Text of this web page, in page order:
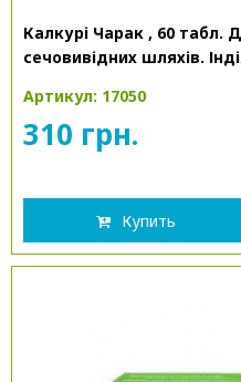
Калкурі Чарак , 60 табл.
сечовивідних шляхів.
Артикул: 17050
310 грн.
Купить